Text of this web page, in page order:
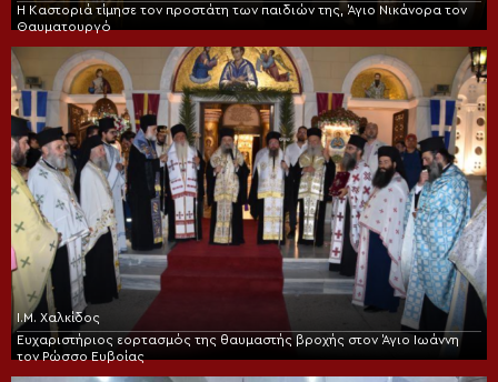
Η Καστοριά τίμησε τον προστάτη των παιδιών της, Άγιο Νικάνορα τον
Θαυματουργό
Ι.Μ. Χαλκίδος
Ευχαριστήριος εορτασμός της θαυμαστής βροχής στον Άγιο Ιωάννη
τον Ρώσσο Ευβοίας